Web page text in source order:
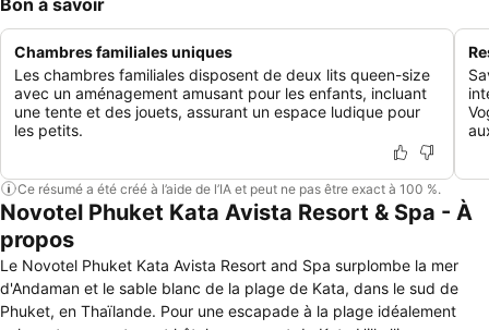
Bon à savoir
Chambres familiales uniques
Les chambres familiales disposent de deux lits queen-size
avec un aménagement amusant pour les enfants, incluant
une tente et des jouets, assurant un espace ludique pour
les petits.
Ce résumé a été créé à l’aide de l’IA et peut ne pas être exact à 100 %.
Novotel Phuket Kata Avista Resort & Spa - À
propos
Le Novotel Phuket Kata Avista Resort and Spa surplombe la mer
d'Andaman et le sable blanc de la plage de Kata, dans le sud de
Phuket, en Thaïlande. Pour une escapade à la plage idéalement